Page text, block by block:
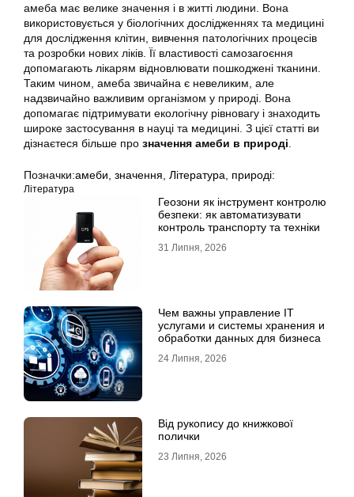
амеба має велике значення і в житті людини. Вона
використовується у біологічних дослідженнях та медицині
для дослідження клітин, вивчення патологічних процесів
та розробки нових ліків. Її властивості самозагоєння
допомагають лікарям відновлювати пошкоджені тканини.
Таким чином, амеба звичайна є невеликим, але
надзвичайно важливим організмом у природі. Вона
допомагає підтримувати екологічну рівновагу і знаходить
широке застосування в науці та медицині. З цієї статті ви
дізнаєтеся більше про значення амеби в природі
Позначки:амеби значення Література природі:
Література
Геозони як інструмент контролю
безпеки: як автоматизувати
контроль транспорту та техніки
31 Липня, 2026
Чем важны управление IT
услугами и системы хранения и
обработки данных для бизнеса
24 Липня, 2026
Від рукопису до книжкової
полички
23 Липня, 2026